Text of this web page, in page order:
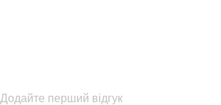
Додайте перший відгук